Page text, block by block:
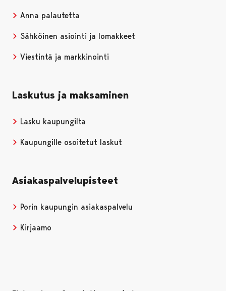
Anna palautetta
Sähköinen asiointi ja lomakkeet
Viestintä ja markkinointi
Laskutus ja maksaminen
Lasku kaupungilta
Kaupungille osoitetut laskut
Asiakaspalvelupisteet
Porin kaupungin asiakaspalvelu
Kirjaamo